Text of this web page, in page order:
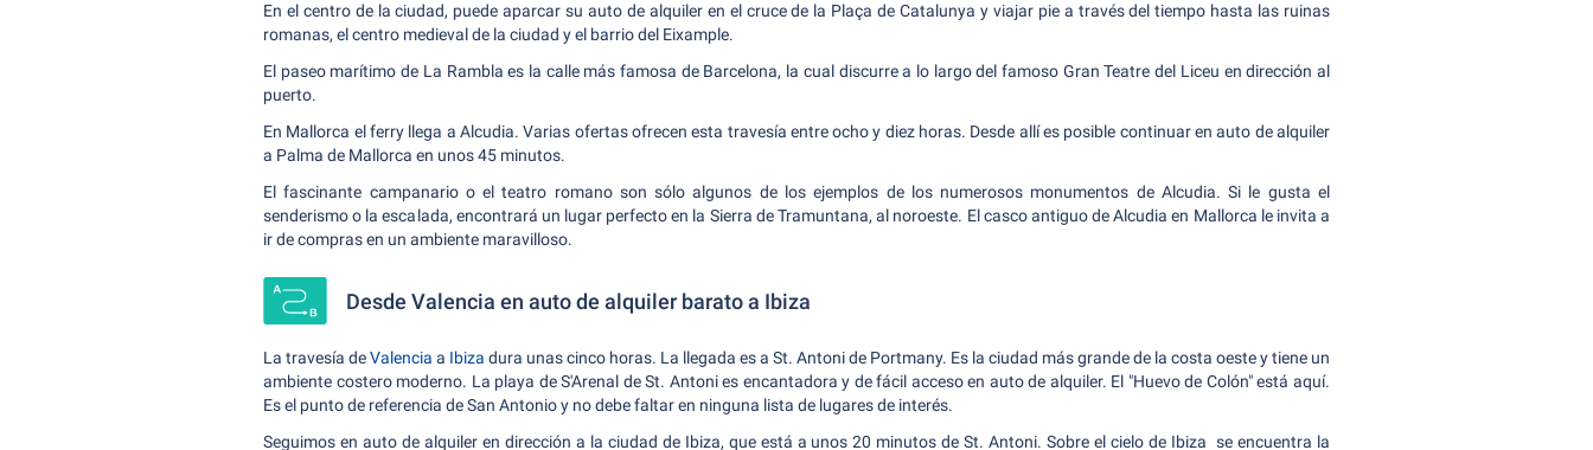
En el centro de la ciudad, puede aparcar su auto de alquiler en el cruce de la Plaça de Catalunya y viajar pie a través del tiempo hasta las ruinas
romanas, el centro medieval de la ciudad y el barrio del Eixample.
El paseo marítimo de La Rambla es la calle más famosa de Barcelona, la cual discurre a lo largo del famoso Gran Teatre del Liceu en dirección al
puerto.
En Mallorca el ferry llega a Alcudia. Varias ofertas ofrecen esta travesía entre ocho y diez horas. Desde allí es posible continuar en auto de alquiler
a Palma de Mallorca en unos 45 minutos.
El fascinante campanario o el teatro romano son sólo algunos de los ejemplos de los numerosos monumentos de Alcudia. Si le gusta el
senderismo o la escalada, encontrará un lugar perfecto en la Sierra de Tramuntana, al noroeste. El casco antiguo de Alcudia en Mallorca le invita a
ir de compras en un ambiente maravilloso.
Desde Valencia en auto de alquiler barato a Ibiza
La travesía deValencia a Ibiza dura unas cinco horas. La llegada es a St. Antoni de Portmany. Es la ciudad más grande de la costa oeste y tiene un
ambiente costero moderno. La playa de S'Arenal de St. Antoni es encantadora y de fácil acceso en auto de alquiler. El "Huevo de Colón" está aquí.
Es el punto de referencia de San Antonio y no debe faltar en ninguna lista de lugares de interés.
Seguimos en auto de alquiler en dirección a la ciudad de Ibiza, que está a unos 20 minutos de St. Antoni. Sobre el cielo de Ibiza se encuentra la